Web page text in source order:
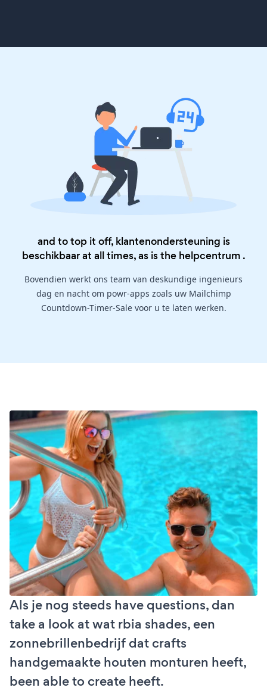
and to top it off, klantenondersteuning is
beschikbaar at all times, as is the helpcentrum .
Bovendien werkt ons team van deskundige ingenieurs
dag en nacht om powr-apps zoals uw Mailchimp
Countdown-Timer-Sale voor u te laten werken.
Als je nog steeds have questions, dan
take a look at wat rbia shades, een
zonnebrillenbedrijf dat crafts
handgemaakte houten monturen heeft,
been able to create heeft.